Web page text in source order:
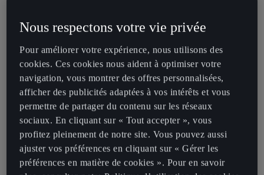
Envie d’en savoir plus sur votre volant multifonction ?
Le volant multifonction est équipé de modules qui vous
permettent de contrôler différentes fonctions sans lâcher le
volant :
contrôler le volume ;
activer et de réinitialiser les vitesses programmées ;
activer et désactiver les assistants du régulateur de
vitesse (Cruise Control) ;
activer et désactiver l’assistant à la conduite
Nous respectons votre vie privée
Pour améliorer votre expérience, nous utilisons des
cookies. Ces cookies nous aident à optimiser votre
navigation, vous montrer des offres personnalisées,
afficher des publicités adaptées à vos intérêts et vous
permettre de partager du contenu sur les réseaux
sociaux. En cliquant sur « Tout accepter », vous
profitez pleinement de notre site. Vous pouvez aussi
ajuster vos préférences en cliquant sur « Gérer les
préférences en matière de cookies ». Pour en savoir